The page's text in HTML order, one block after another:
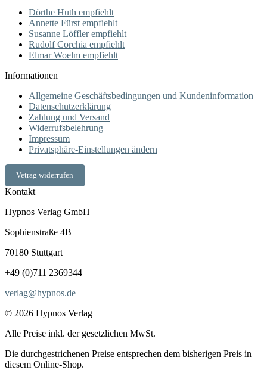
Dörthe Huth empfiehlt
Annette Fürst empfiehlt
Susanne Löffler empfiehlt
Rudolf Corchia empfiehlt
Elmar Woelm empfiehlt
Informationen
Allgemeine Geschäftsbedingungen und Kundeninformation
Datenschutzerklärung
Zahlung und Versand
Widerrufsbelehrung
Impressum
Privatsphäre-Einstellungen ändern
Vetrag widerrufen
Kontakt
Hypnos Verlag GmbH
Sophienstraße 4B
70180 Stuttgart
+49 (0)711 2369344
verlag@hypnos.de
© 2026 Hypnos Verlag
Alle Preise inkl. der gesetzlichen MwSt.
Die durchgestrichenen Preise entsprechen dem bisherigen Preis in
diesem Online-Shop.